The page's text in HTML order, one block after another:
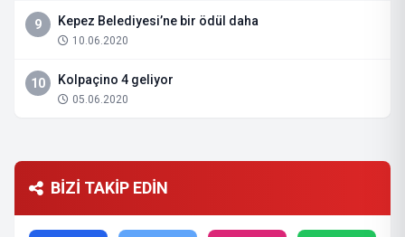
9 Kepez Belediyesi’ne bir ödül daha
10.06.2020
10 Kolpaçino 4 geliyor
05.06.2020
BİZİ TAKİP EDİN